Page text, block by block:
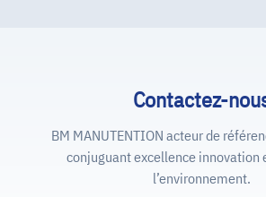
Contactez-
BM MANUTENTION acteur de
conjuguant excellence innovation
l’environnement.